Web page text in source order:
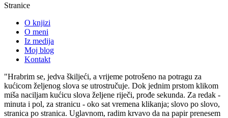
Stranice
O knjizi
O meni
Iz medija
Moj blog
Kontakt
"Hrabrim se, jedva škiljeći, a vrijeme potrošeno na potragu za
kućicom željenog slova se utrostručuje. Dok jednim prstom klikom
miša naciljam kućicu slova željene riječi, prođe sekunda. Za redak -
minuta i pol, za stranicu - oko sat vremena klikanja; slovo po slovo,
stranica po stranica. Uglavnom, radim krvavo da na papir prenesem